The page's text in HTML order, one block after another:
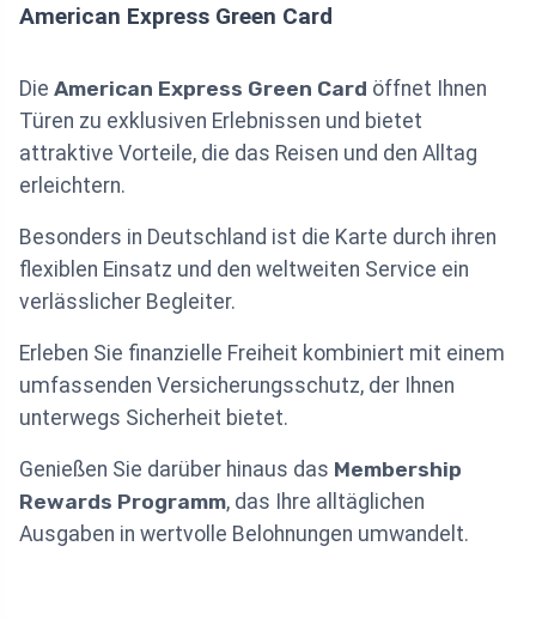
American Express Green Card
Die American Express Green Card öffnet Ihnen
Türen zu exklusiven Erlebnissen und bietet
attraktive Vorteile, die das Reisen und den Alltag
erleichtern.
Besonders in Deutschland ist die Karte durch ihren
flexiblen Einsatz und den weltweiten Service ein
verlässlicher Begleiter.
Erleben Sie finanzielle Freiheit kombiniert mit einem
umfassenden Versicherungsschutz, der Ihnen
unterwegs Sicherheit bietet.
Genießen Sie darüber hinaus das Membership
Rewards Programm, das Ihre alltäglichen
Ausgaben in wertvolle Belohnungen umwandelt.